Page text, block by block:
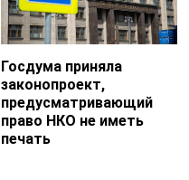
Госдума приняла
законопроект,
предусматривающий
право НКО не иметь
печать